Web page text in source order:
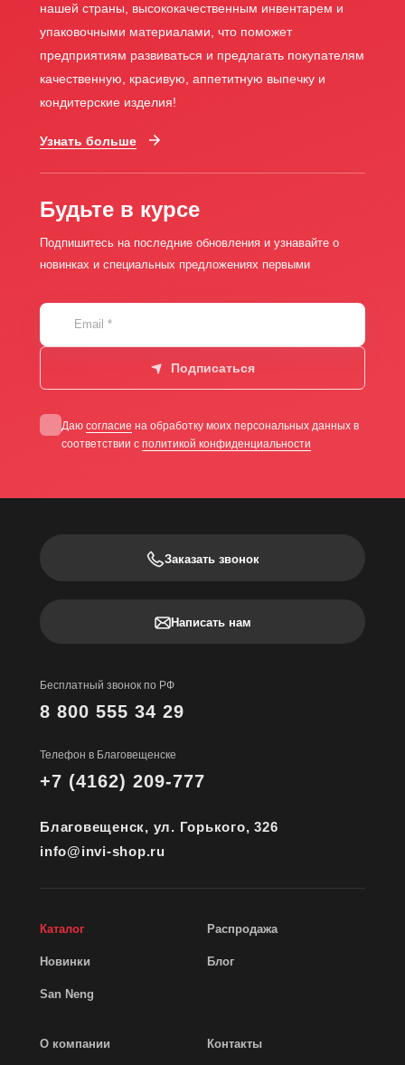
нашей страны, высококачественным инвентарем и
упаковочными материалами, что поможет
предприятиям развиваться и предлагать покупателям
качественную, красивую, аппетитную выпечку и
кондитерские изделия!
Узнать больше
Будьте в курсе
Подпишитесь на последние обновления и узнавайте о
новинках и специальных предложениях первыми
Email *
Подписаться
Даю согласие на обработку моих персональных данных в
соответствии с политикой конфиденциальности
Заказать звонок
Написать нам
Бесплатный звонок по РФ
8 800 555 34 29
Телефон в Благовещенске
+7 (4162) 209-777
Благовещенск, ул. Горького, 326
info@invi-shop.ru
Каталог Распродажа
Новинки Блог
San Neng
О компании Контакты